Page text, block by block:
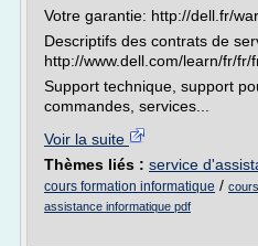
Votre garantie: http://dell.fr/
Descriptifs des contrats de
http://www.dell.com/learn/fr/
Support technique, support
commandes, services...
Voir la suite
Thèmes liés : service
cours formation informatique /
assistance informatique pdf